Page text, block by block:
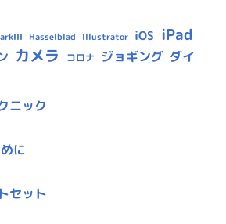
Hasselblad Illustrator iOS iPad
カメラ コロナ ジョギング ダイ
ニック
に
セット